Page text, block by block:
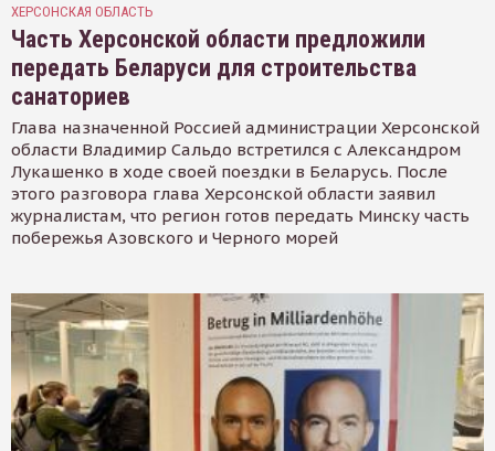
ХЕРСОНСКАЯ ОБЛАСТЬ
Часть Херсонской области предложили
передать Беларуси для строительства
санаториев
Глава назначенной Россией администрации Херсонской
области Владимир Сальдо встретился с Александром
Лукашенко в ходе своей поездки в Беларусь. После
этого разговора глава Херсонской области заявил
журналистам, что регион готов передать Минску часть
побережья Азовского и Черного морей